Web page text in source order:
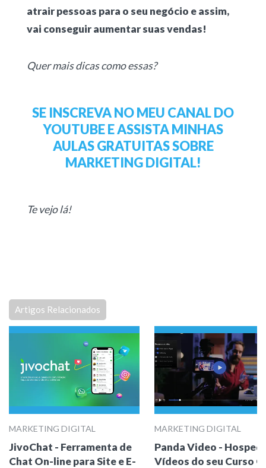
atrair pessoas para o seu negócio e assim,
vai conseguir aumentar suas vendas!
Quer mais dicas como essas?
SE INSCREVA NO MEU CANAL DO
YOUTUBE E ASSISTA MINHAS
AULAS GRATUITAS SOBRE
MARKETING DIGITAL!
Te vejo lá!
Artigos Relacionados
MARKETING DIGITAL
JivoChat - Ferramenta de
Chat On-line para Site e E-
MARKETING DIGITAL
Panda Video -
Vídeos do seu Curso